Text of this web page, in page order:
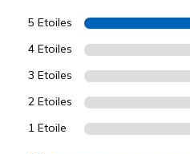
5 Etoiles
4 Etoiles
3 Etoiles
2 Etoiles
1 Etoile